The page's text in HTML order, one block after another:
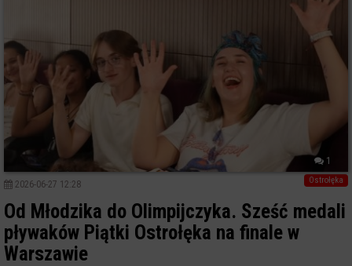
1
Ostrołęka
2026-06-27 12:28
Od Młodzika do Olimpijczyka. Sześć medali
pływaków Piątki Ostrołęka na finale w
Warszawie